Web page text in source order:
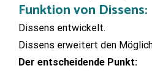
Funktion von Dissens:
Dissens entwickelt.
Dissens erweitert den
Der entscheidende Punkt: